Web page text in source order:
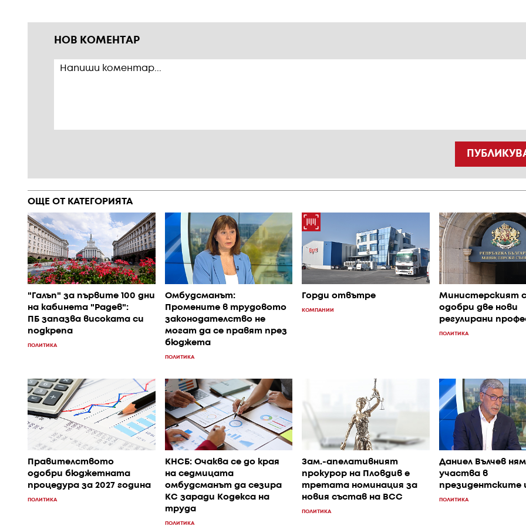
НОВ КОМЕНТАР
ОЩЕ ОТ КАТЕГОРИЯТА
"Галъп" за първите 100 дни
на кабинета "Радев":
ПБ запазва високата си
подкрепа
ПОЛИТИКА
Омбудсманът:
Промените в трудовото
законодателство не
могат да се правят през
бюджета
ПОЛИТИКА
Горди отвътре
КОМПАНИИ
Министерският
одобри две нови
регулирани
ПОЛИТИКА
Правителството
одобри бюджетната
процедура за 2027 година
ПОЛИТИКА
КНСБ: Очаква се до края
на седмицата
омбудсманът да сезира
КС заради Кодекса на
труда
ПОЛИТИКА
Зам.-апелативният
прокурор на Пловдив е
третата номинация за
новия състав на ВСС
ПОЛИТИКА
Даниел Вълчев
участва в
президентските
ПОЛИТИКА